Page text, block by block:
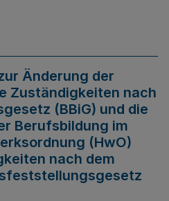
Änderung der
Zuständigkeiten nach
(BBiG) und die
Berufsbildung im
(HwO)
nach dem